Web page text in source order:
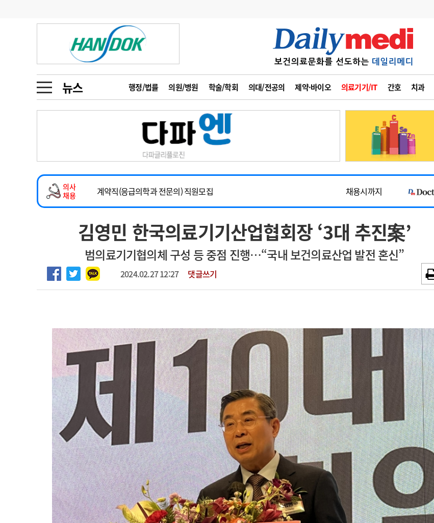
뉴스 행정/법률 의원/병원 학술/학회 의대/전공의 제약·바이오 의료기기/IT 간호 치과
금주의 검색어
1
의사인력 수급 추계
2
성분명 처방
3
AI의료
4
전공의 모집 결과
6
관리급여 실시
지필공 지원책
수련환경 개선
의과대학 입시
인사 사고
오피니언 수첩
인물 초대석 피플
동영상뉴스
포토뉴스
메디 Hospital 지역병원 중소병원
인포메이션 행정처분 판례 정책/통계 공시
회사소개 법적고지 광고안내
의사
채용
2026년 하반기 인턴 모집
~2026-08-31
마취통증의학과 임기제 임상의사 채용
채용시까지
계약직(응급의학과 전문의) 직원모집
채용시까지
하반기 전공의(레지던트1년차) 모집
~2026-08-15
2026년 하반기 인턴 모집
~2026-08-31
마취통증의학과 임기제 임상의사 채용
채용시까지
김영민 한국의료기기산업협회장 ‘3대 추진案’
범의료기기협의체 구성 등 중점 진행…“국내 보건의료산업 발전 혼신”
2024.02.27 12:27 댓글쓰기